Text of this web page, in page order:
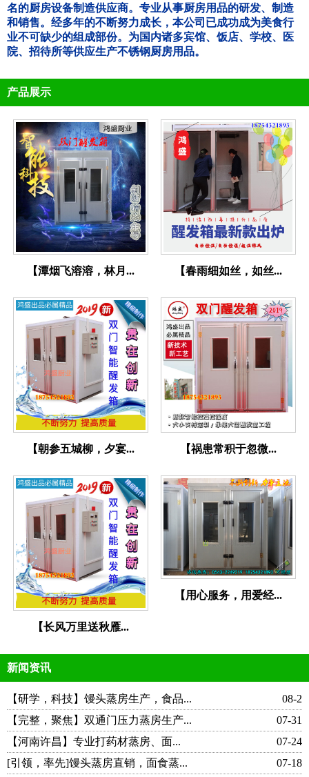
名的厨房设备制造供应商。专业从事厨房用品的研发、制造
和销售。经多年的不断努力成长，本公司已成功成为美食行
业不可缺少的组成部份。为国内诸多宾馆、饭店、学校、医
院、招待所等供应生产不锈钢厨房用品。
产品展示
【潭烟飞溶溶，林月... 【春雨细如丝，如丝...
【朝参五城柳，夕宴... 【祸患常积于忽微...
【长风万里送秋雁...
【用心服务，用爱经...
新闻资讯
08-2
【研学，科技】馒头蒸房生产，食品...
07-31
【完整，聚焦】双通门压力蒸房生产...
07-24
【河南许昌】专业打药材蒸房、面...
07-18
[引领，率先]馒头蒸房直销，面食蒸...